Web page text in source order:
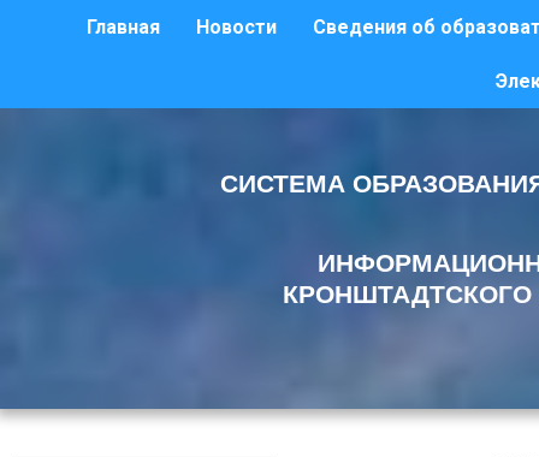
Главная Новости Сведения об
СИСТЕМА
КРОНШТАДТСКОГО